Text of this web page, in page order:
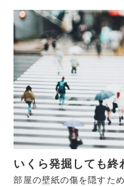
いくら発掘しても終
部屋の壁紙の傷を隠すた